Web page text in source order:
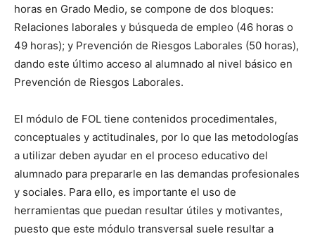
horas en Grado Medio, se compone de dos bloques:
Relaciones laborales y búsqueda de empleo (46 horas o
49 horas); y Prevención de Riesgos Laborales (50 horas),
dando este último acceso al alumnado al nivel básico en
Prevención de Riesgos Laborales.
El módulo de FOL tiene contenidos procedimentales,
conceptuales y actitudinales, por lo que las metodologías
a utilizar deben ayudar en el proceso educativo del
alumnado para prepararle en las demandas profesionales
y sociales. Para ello, es importante el uso de
herramientas que puedan resultar útiles y motivantes,
puesto que este módulo transversal suele resultar a